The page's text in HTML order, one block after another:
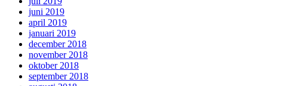
juni 2019
april 2019
januari 2019
december 2018
november 2018
oktober 2018
september 2018